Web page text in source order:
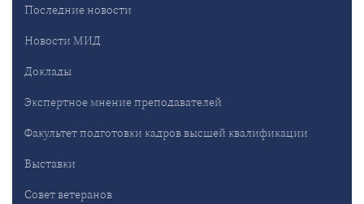
Последние новости
Новости МИД
Доклады
Экспертное мнение преподавателей
Факультет подготовки кадров высшей квалификации
Выставки
Совет ветеранов